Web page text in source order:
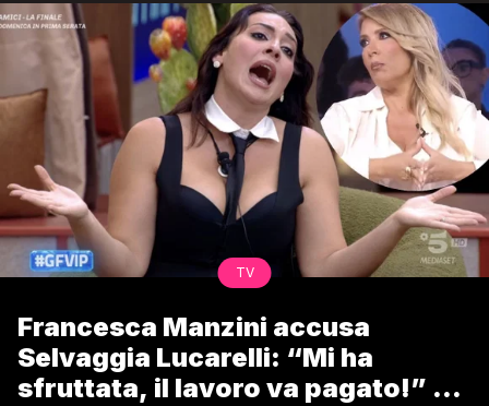
TV
Francesca Manzini accusa
Selvaggia Lucarelli: “Mi ha
sfruttata, il lavoro va pagato!” –